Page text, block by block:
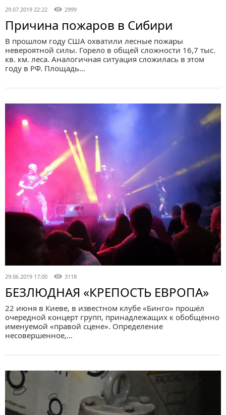
29.07.2019 22:22 2999
Причина пожаров в Сибири
В прошлом году США охватили лесные пожары
невероятной силы. Горело в общей сложности 16,7 тыс.
кв. км. леса. Аналогичная ситуация сложилась в этом
году в РФ. Площадь…
29.06.2019 17:00 3118
БЕЗЛЮДНАЯ «КРЕПОСТЬ ЕВРОПА»
22 июня в Киеве, в известном клубе «Бинго» прошёл
очередной концерт групп, принадлежащих к обобщённо
именуемой «правой сцене». Определение
несовершенное,…